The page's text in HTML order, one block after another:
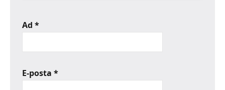
Ad *
E-posta *